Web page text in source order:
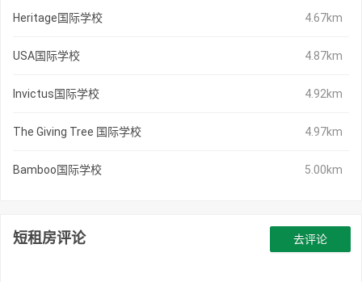
Heritage国际学校 4.67km
USA国际学校 4.87km
Invictus国际学校 4.92km
The Giving Tree 国际学校 4.97km
Bamboo国际学校 5.00km
短租房评论 去评论